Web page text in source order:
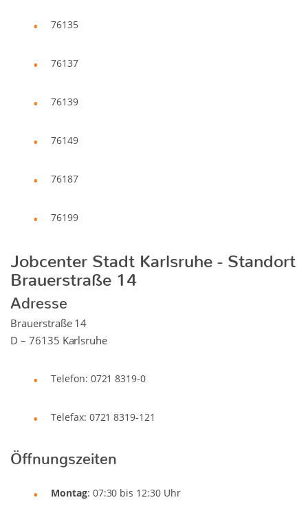
76135
76137
76139
76149
76187
76199
Jobcenter Stadt Karlsruhe - Standort
Brauerstraße 14
Adresse
Brauerstraße 14
D – 76135 Karlsruhe
Telefon: 0721 8319-0
Telefax: 0721 8319-121
Öffnungszeiten
Montag: 07:30 bis 12:30 Uhr